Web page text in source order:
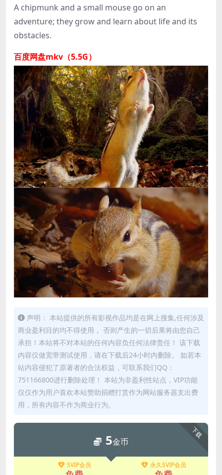
A chipmunk and a small mouse go on an
adventure; they grow and learn about life and its
obstacles.
百度网盘mkv（5.5G）
声明： 本站提供的所有影视作品均是在网上搜集,任何涉及
商业盈利目的均不得使用， 否则产生的一切后果将由您自己
承担！本站将不对本站的任何内容负任何法律责任！ 该下载
内容仅做宽带测试使用，请在下载后24小时内删除。 如若本
站内容侵犯了原著者的合法权益，可联系我们QQ：
751166800进行删除处理！ 本站为非盈利性站点，VIP功能
仅仅作为用户喜欢本站赞助捐赠打赏作为网站服务器支出费
用，所有内容不作为商业行为。
下载
5金币
SVIP会员 永久SVIP会员